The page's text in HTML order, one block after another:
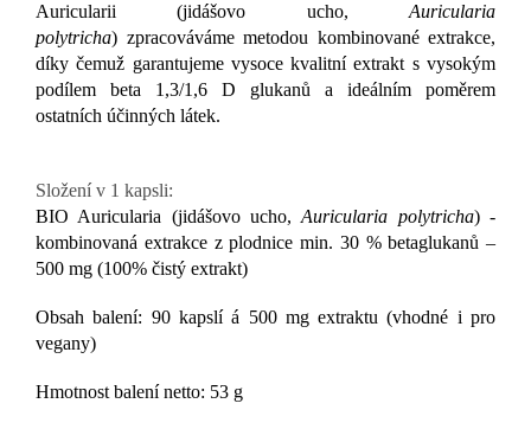
Auricularii (jidášovo ucho, Auricularia
polytricha) zpracováváme metodou kombinované extrakce,
díky čemuž garantujeme vysoce kvalitní extrakt s vysokým
podílem beta 1,3/1,6 D glukanů a ideálním poměrem
ostatních účinných látek.
Složení v 1 kapsli:
BIO Auricularia (jidášovo ucho,Auricularia polytricha) -
kombinovaná extrakce z plodnice min. 30 % betaglukanů –
500 mg (100% čistý extrakt)
Obsah balení: 90 kapslí á 500 mg extraktu (vhodné i pro
vegany)
Hmotnost balení netto: 53 g